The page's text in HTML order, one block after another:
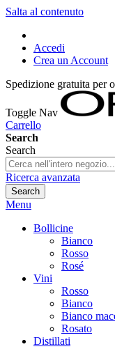
Salta al contenuto
Accedi
Crea un Account
Spedizione gratuita per
Toggle Nav
Carrello
Search
Search
Ricerca avanzata
Search
Menu
Bollicine
Bianco
Rosso
Rosé
Vini
Rosso
Bianco
Bianco
Rosato
Distillati